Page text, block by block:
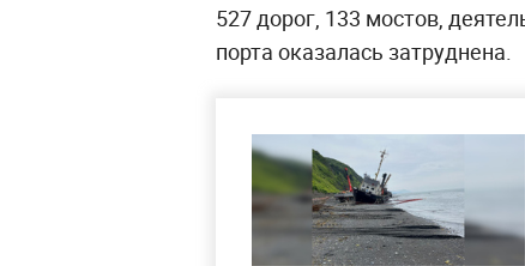
527 дорог, 133 мостов,
порта оказалась затруднена.